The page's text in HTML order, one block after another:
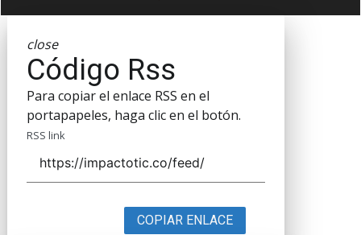
close
Código Rss
Para copiar el enlace RSS en el
portapapeles, haga clic en el botón.
RSS link
COPIAR ENLACE